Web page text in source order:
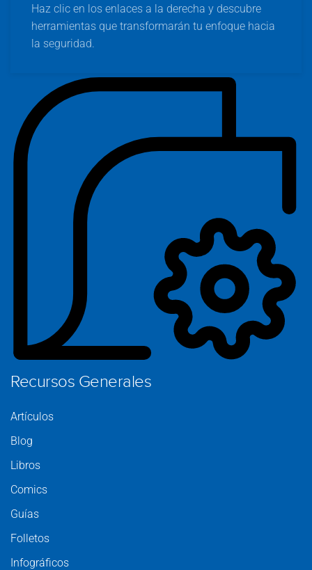
Haz clic en los enlaces a la derecha y descubre
herramientas que transformarán tu enfoque hacia
la seguridad.
Recursos Generales
Artículos
Blog
Libros
Comics
Guías
Folletos
Infográficos